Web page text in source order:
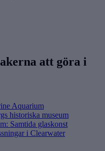
att göra i
Aquarium
historiska museum
Samtida glaskonst
i Clearwater